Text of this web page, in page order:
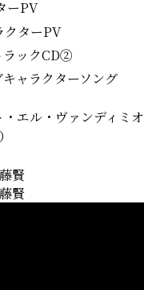
ーPV
クターPV
ラックCD②
キャラクターソング
エル・ヴァンディミオ
賢
賢